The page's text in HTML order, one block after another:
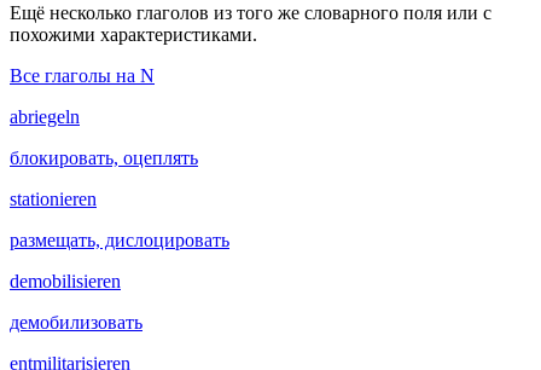
Ещё несколько глаголов из того же словарного поля или с
похожими характеристиками.
Все глаголы на N
abriegeln
блокировать, оцеплять
stationieren
размещать, дислоцировать
demobilisieren
демобилизовать
entmilitarisieren